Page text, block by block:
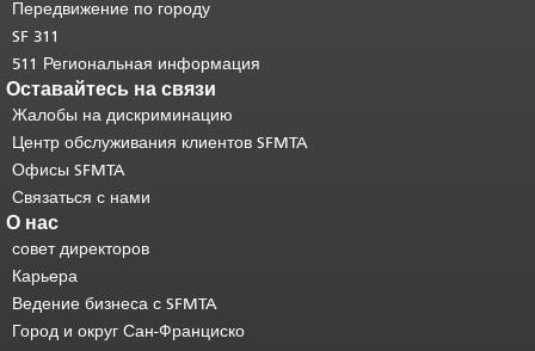
Передвижение по городу
SF 311
511 Региональная информация
Оставайтесь на связи
Жалобы на дискриминацию
Центр обслуживания клиентов SFMTA
Офисы SFMTA
Связаться с нами
О нас
совет директоров
Карьера
Ведение бизнеса с SFMTA
Город и округ Сан-Франциско